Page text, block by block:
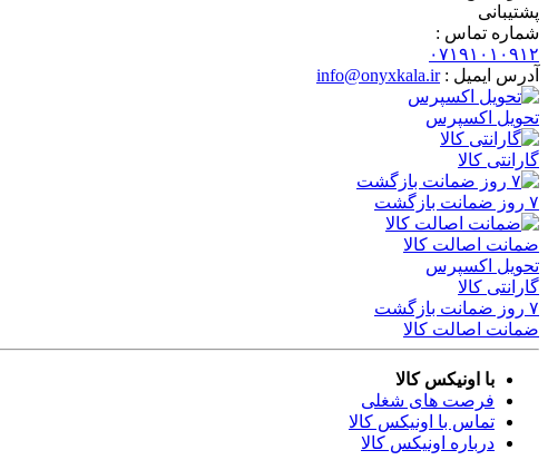
پشتیبانی
شماره تماس :
۰۷۱۹۱۰۱۰۹۱۲
آدرس ایمیل : info@onyxkala.ir
تحویل اکسپرس
گارانتی کالا
۷ روز ضمانت بازگشت
ضمانت اصالت کالا
تحویل اکسپرس
گارانتی کالا
۷ روز ضمانت بازگشت
ضمانت اصالت کالا
با اونیکس کالا
فرصت های شغلی
تماس با اونیکس کالا
درباره اونیکس کالا